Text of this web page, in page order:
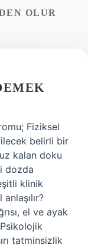
OLUR
Fiziksel
belirli bir
kalan doku
dozda
klinik
el ve ayak
tatminsizlik